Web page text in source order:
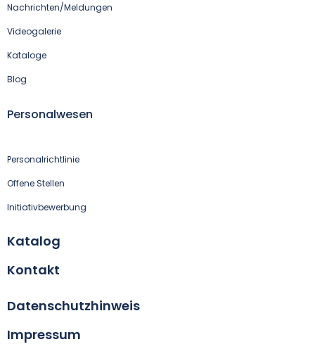
Nachrichten/Meldungen
Videogalerie
Kataloge
Blog
Personalwesen
Personalrichtlinie
Offene Stellen
Initiativbewerbung
Katalog
Kontakt
Datenschutzhinweis
Impressum